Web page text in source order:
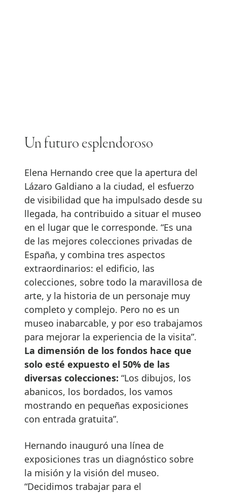
Un futuro esplendoroso
Elena Hernando cree que la apertura del
Lázaro Galdiano a la ciudad, el esfuerzo
de visibilidad que ha impulsado desde su
llegada, ha contribuido a situar el museo
en el lugar que le corresponde. “Es una
de las mejores colecciones privadas de
España, y combina tres aspectos
extraordinarios: el edificio, las
colecciones, sobre todo la maravillosa de
arte, y la historia de un personaje muy
completo y complejo. Pero no es un
museo inabarcable, y por eso trabajamos
para mejorar la experiencia de la visita”.
La dimensión de los fondos hace que
solo esté expuesto el 50% de las
diversas colecciones: “Los dibujos, los
abanicos, los bordados, los vamos
mostrando en pequeñas exposiciones
con entrada gratuita”.
Hernando inauguró una línea de
exposiciones tras un diagnóstico sobre
la misión y la visión del museo.
“Decidimos trabajar para el